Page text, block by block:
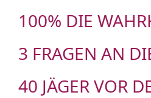
100% DIE
3 FRAGEN AN
40 JÄGER VOR